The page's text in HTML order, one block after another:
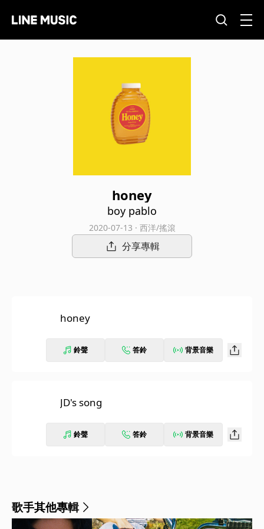
honey
boy pablo
2020-07-13 · 西洋/搖滾
分享專輯
honey
鈴聲 答鈴 背景音樂
JD's song
鈴聲 答鈴 背景音樂
歌手其他專輯